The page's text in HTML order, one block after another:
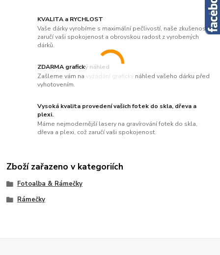
KVALITA a RYCHLOST
Vaše dárky vyrobíme s maximální pečlivostí, naše zkušenosti
zaručí vaši spokojenost a obrovskou radost z vyrobených
dárků.
ZDARMA grafický náhled
Zašleme vám na vyžádání grafický náhled vašeho dárku před
vyhotovením.
Vysoká kvalita provedení vašich fotek do skla, dřeva a
plexi.
Máme nejmodernější lasery na gravírování fotek do skla,
dřeva a plexi, což zaručí vaši spokojenost.
Zboží zařazeno v kategoriích
Fotoalba & Rámečky
Rámečky